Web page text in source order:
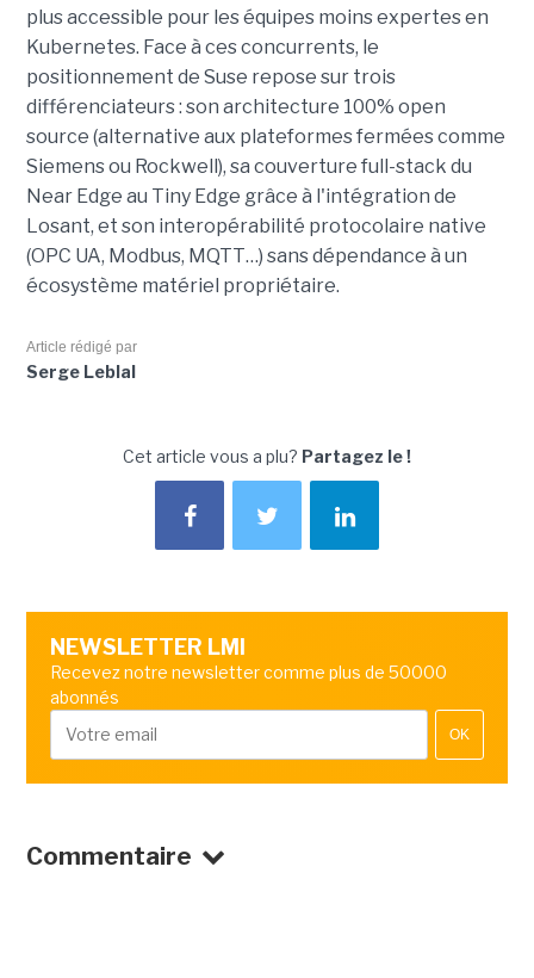
plus accessible pour les équipes moins expertes en
Kubernetes. Face à ces concurrents, le
positionnement de Suse repose sur trois
différenciateurs : son architecture 100% open
source (alternative aux plateformes fermées comme
Siemens ou Rockwell), sa couverture full-stack du
Near Edge au Tiny Edge grâce à l'intégration de
Losant, et son interopérabilité protocolaire native
(OPC UA, Modbus, MQTT…) sans dépendance à un
écosystème matériel propriétaire.
Article rédigé par
Serge Leblal
Cet article vous a plu? Partagez le !
NEWSLETTER LMI
Recevez notre newsletter comme plus de 50000
abonnés
OK
Commentaire